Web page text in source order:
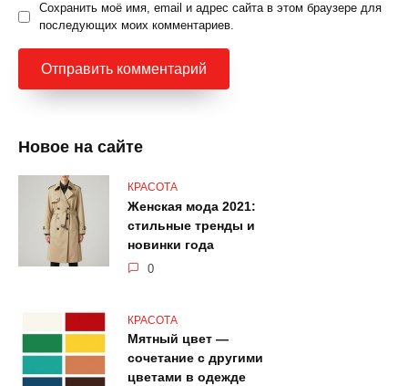
Сохранить моё имя, email и адрес сайта в этом браузере для
последующих моих комментариев.
Новое на сайте
КРАСОТА
Женская мода 2021:
стильные тренды и
новинки года
0
КРАСОТА
Мятный цвет —
сочетание с другими
цветами в одежде